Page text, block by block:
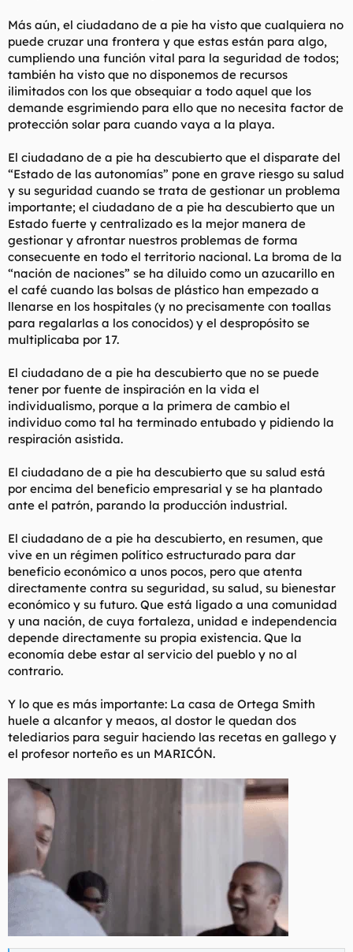
Más aún, el ciudadano de a pie ha visto que cualquiera no
puede cruzar una frontera y que estas están para algo,
cumpliendo una función vital para la seguridad de todos;
también ha visto que no disponemos de recursos
ilimitados con los que obsequiar a todo aquel que los
demande esgrimiendo para ello que no necesita factor de
protección solar para cuando vaya a la playa.
El ciudadano de a pie ha descubierto que el disparate del
“Estado de las autonomías” pone en grave riesgo su salud
y su seguridad cuando se trata de gestionar un problema
importante; el ciudadano de a pie ha descubierto que un
Estado fuerte y centralizado es la mejor manera de
gestionar y afrontar nuestros problemas de forma
consecuente en todo el territorio nacional. La broma de la
“nación de naciones” se ha diluido como un azucarillo en
el café cuando las bolsas de plástico han empezado a
llenarse en los hospitales (y no precisamente con toallas
para regalarlas a los conocidos) y el despropósito se
multiplicaba por 17.
El ciudadano de a pie ha descubierto que no se puede
tener por fuente de inspiración en la vida el
individualismo, porque a la primera de cambio el
individuo como tal ha terminado entubado y pidiendo la
respiración asistida.
El ciudadano de a pie ha descubierto que su salud está
por encima del beneficio empresarial y se ha plantado
ante el patrón, parando la producción industrial.
El ciudadano de a pie ha descubierto, en resumen, que
vive en un régimen político estructurado para dar
beneficio económico a unos pocos, pero que atenta
directamente contra su seguridad, su salud, su bienestar
económico y su futuro. Que está ligado a una comunidad
y una nación, de cuya fortaleza, unidad e independencia
depende directamente su propia existencia. Que la
economía debe estar al servicio del pueblo y no al
contrario.
Y lo que es más importante: La casa de Ortega Smith
huele a alcanfor y meaos, al dostor le quedan dos
telediarios para seguir haciendo las recetas en gallego y
el profesor norteño es un MARICÓN.